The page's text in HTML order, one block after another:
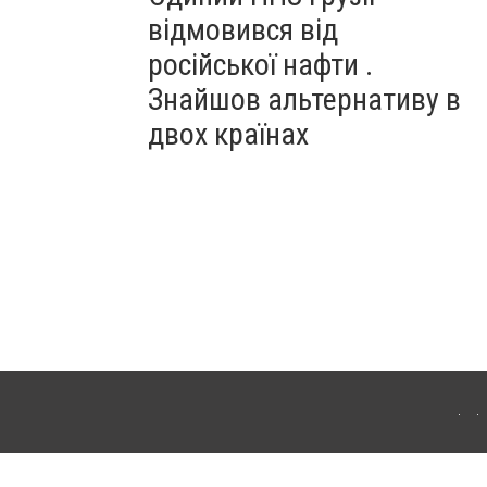
відмовився від
російської нафти .
Знайшов альтернативу в
двох країнах